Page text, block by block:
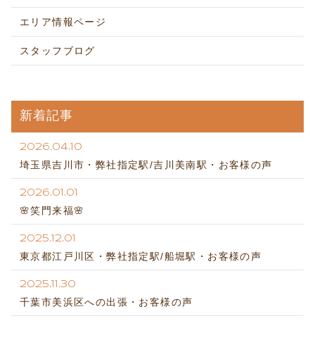
エリア情報ページ
スタッフブログ
新着記事
2026.04.10
埼玉県吉川市・弊社指定駅/吉川美南駅・お客様の声
2026.01.01
🌸笑門来福🌸
2025.12.01
東京都江戸川区・弊社指定駅/船堀駅・お客様の声
2025.11.30
千葉市美浜区への出張・お客様の声